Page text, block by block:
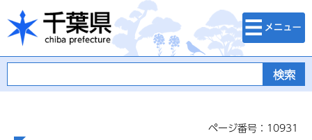
千葉県
検索・メニュ
ー
ページ番号：10931